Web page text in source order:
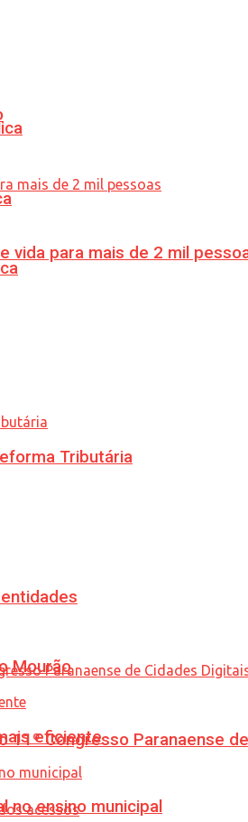
vida para mais de 2 mil
Congresso Paranaense
Tributária
Mourão
eficiente
no ensino municipal